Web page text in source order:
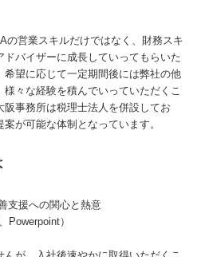
の営業スキルだけではなく、財務スキ
バイザーに成長していってもらいた
希望に応じて一定期間後には弊社の他
々な経験を積んでいっていただくこ
阪事務所は税理士法人を併設してお
が可能な体制となっています。
支援への関心と熱意
Powerpoint）